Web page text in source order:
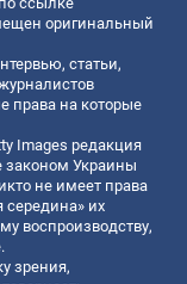
оригинальный
статьи,
права на которые
Images редакция
Украины
не имеет права
их
воспроизводству,
зрения,